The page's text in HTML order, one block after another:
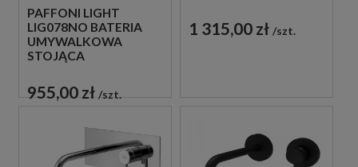
PAFFONI LIGHT
LIG078NO BATERIA
UMYWALKOWA
STOJĄCA
CZARNA
955,00 zł szt.
CZARNA
1 315,00 zł szt.